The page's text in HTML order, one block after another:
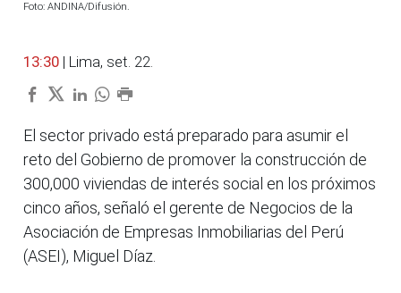
Foto: ANDINA/Difusión.
13:30 | Lima, set. 22.
El sector privado está preparado para asumir el
reto del Gobierno de promover la construcción de
300,000 viviendas de interés social en los próximos
cinco años, señaló el gerente de Negocios de la
Asociación de Empresas Inmobiliarias del Perú
(ASEI), Miguel Díaz.